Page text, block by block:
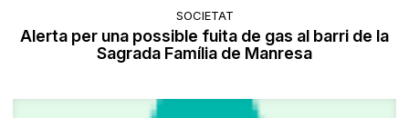
SOCIETAT
Alerta per una possible fuita de gas al barri de la
Sagrada Família de Manresa